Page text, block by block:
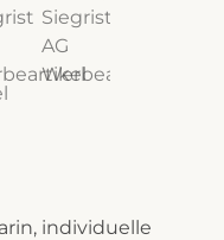
individuelle